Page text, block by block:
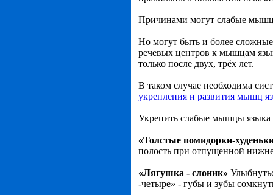
Причинами могут слабые
Но могут быть и более
речевых центров к мышцам
только после двух, трёх лет.
В таком случае необходима
укрепления и развития мышц
Укрепить слабые мышцы
«Толстые помидорки-
полость при отпущенной
«Лягушка - слоник»
-четыре» - губы и зубы